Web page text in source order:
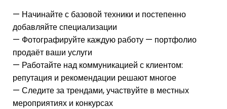
— Начинайте с базовой техники и постепенно
добавляйте специализации
— Фотографируйте каждую работу — портфолио
продаёт ваши услуги
— Работайте над коммуникацией с клиентом:
репутация и рекомендации решают многое
— Следите за трендами, участвуйте в местных
мероприятиях и конкурсах